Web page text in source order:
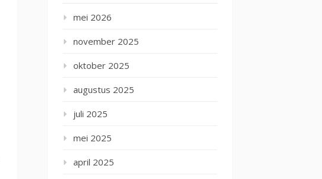
mei 2026
november 2025
oktober 2025
augustus 2025
juli 2025
mei 2025
april 2025